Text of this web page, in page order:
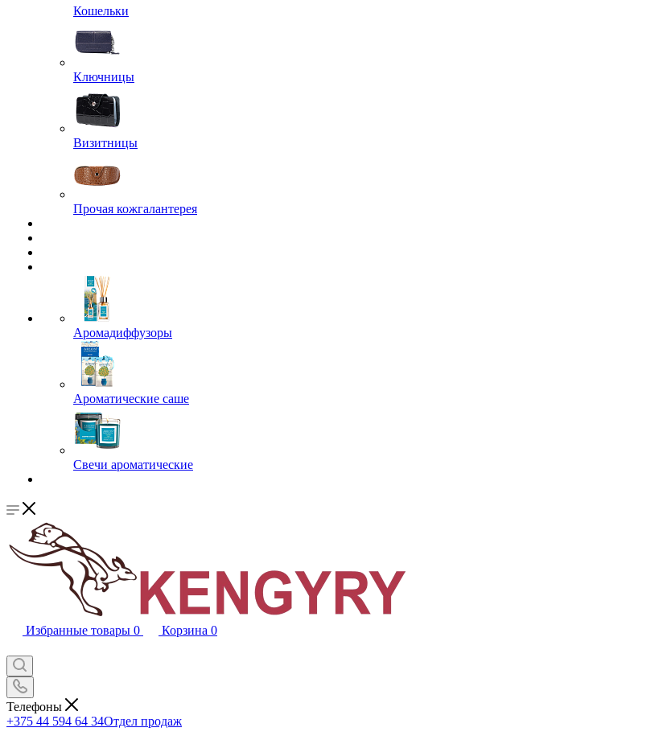
Кошельки
Ключницы
Визитницы
Прочая кожгалантерея
Аромадиффузоры
Ароматические саше
Свечи ароматические
Избранные товары 0 Корзина 0
Телефоны
+375 44 594 64 34Отдел продаж